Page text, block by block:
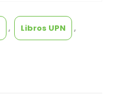
, Libros UPN ,